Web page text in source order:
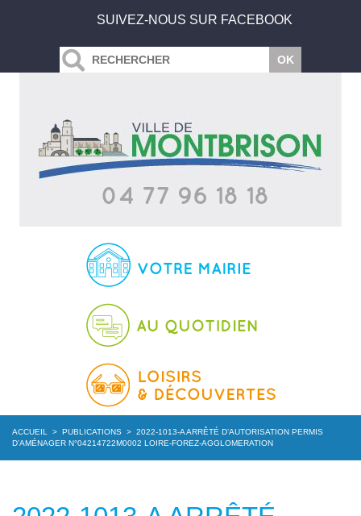
SUIVEZ-NOUS SUR FACEBOOK
ACCUEIL > PUBLICATIONS > 2022-1013-A ARRÊTÉ D’AUTORISATION PERMIS
D’AMÉNAGER N°04214722M0002 LOIRE-FOREZ-AGGLOMERATION